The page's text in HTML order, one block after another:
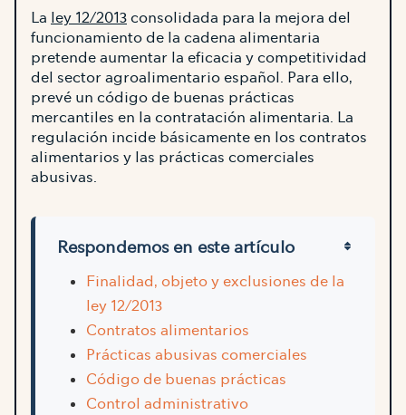
La ley 12/2013consolidada para la mejora del
funcionamiento de la cadena alimentaria
pretende aumentar la eficacia y competitividad
del sector agroalimentario español. Para ello,
prevé un código de buenas prácticas
mercantiles en la contratación alimentaria. La
regulación incide básicamente en los contratos
alimentarios y las prácticas comerciales
abusivas.
Respondemos en este artículo
Finalidad, objeto y exclusiones de la
ley 12/2013
Contratos alimentarios
Prácticas abusivas comerciales
Código de buenas prácticas
Control administrativo